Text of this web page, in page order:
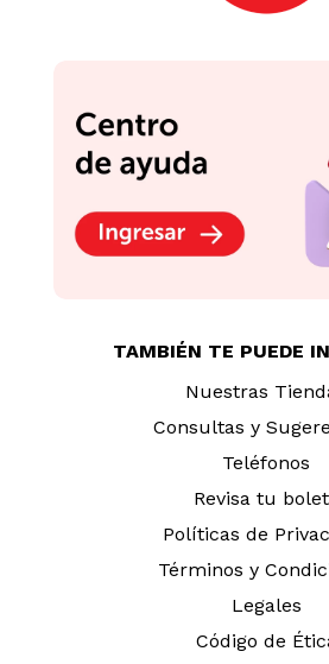
TAMBIÉN TE PUEDE
Nuestras
Consultas y
Teléfonos
Revisa tu
Políticas de
Términos y
Legales
Código de